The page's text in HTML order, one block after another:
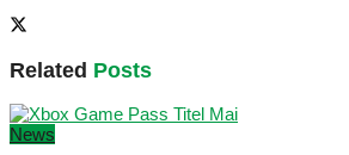
Related Posts
News